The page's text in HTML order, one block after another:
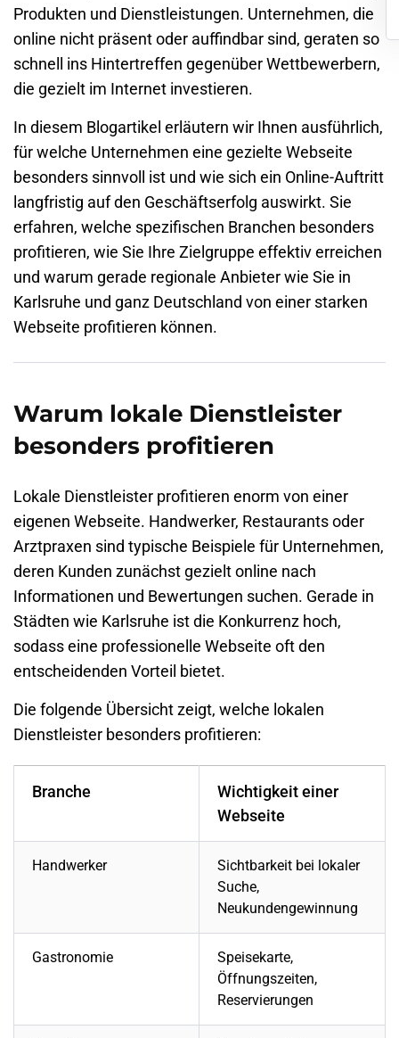
Produkten und Dienstleistungen. Unternehmen, die
online nicht präsent oder auffindbar sind, geraten so
schnell ins Hintertreffen gegenüber Wettbewerbern,
die gezielt im Internet investieren.
In diesem Blogartikel erläutern wir Ihnen ausführlich,
für welche Unternehmen eine gezielte Webseite
besonders sinnvoll ist und wie sich ein Online-Auftritt
langfristig auf den Geschäftserfolg auswirkt. Sie
erfahren, welche spezifischen Branchen besonders
profitieren, wie Sie Ihre Zielgruppe effektiv erreichen
und warum gerade regionale Anbieter wie Sie in
Karlsruhe und ganz Deutschland von einer starken
Webseite profitieren können.
Warum lokale Dienstleister
besonders profitieren
Lokale Dienstleister profitieren enorm von einer
eigenen Webseite. Handwerker, Restaurants oder
Arztpraxen sind typische Beispiele für Unternehmen,
deren Kunden zunächst gezielt online nach
Informationen und Bewertungen suchen. Gerade in
Städten wie Karlsruhe ist die Konkurrenz hoch,
sodass eine professionelle Webseite oft den
entscheidenden Vorteil bietet.
Die folgende Übersicht zeigt, welche lokalen
Dienstleister besonders profitieren:
Branche
Wichtigkeit einer
Webseite
Handwerker
Sichtbarkeit bei lokaler
Suche,
Neukundengewinnung
Gastronomie
Speisekarte,
Öffnungszeiten,
Reservierungen